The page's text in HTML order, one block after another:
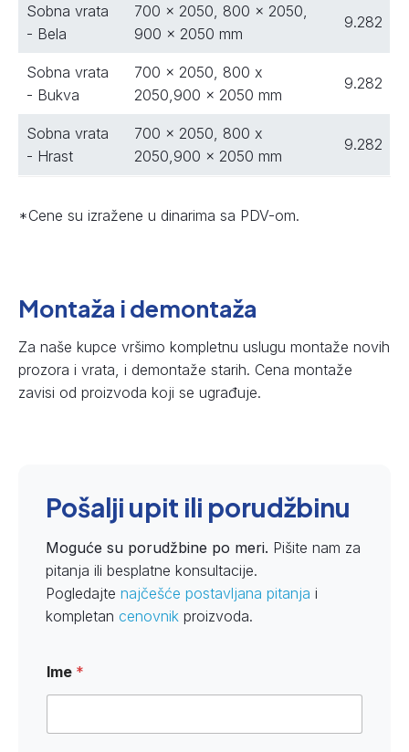
Sobna vrata
- Bela
700 x 2050, 800 x 2050,
900 x 2050 mm
9.282
Sobna vrata
- Bukva
700 x 2050, 800 x
2050,900 x 2050 mm
9.282
Sobna vrata
- Hrast
700 x 2050, 800 x
2050,900 x 2050 mm
9.282
*Cene su izražene u dinarima sa PDV-om.
Montaža i demontaža
Za naše kupce vršimo kompletnu uslugu montaže novih
prozora i vrata, i demontaže starih. Cena montaže
zavisi od proizvoda koji se ugrađuje.
Pošalji upit ili porudžbinu
Moguće su porudžbine po meri. Pišite nam za
pitanja ili besplatne konsultacije.
Pogledajte najčešće postavljana pitanja i
kompletan cenovnik proizvoda.
Ime *